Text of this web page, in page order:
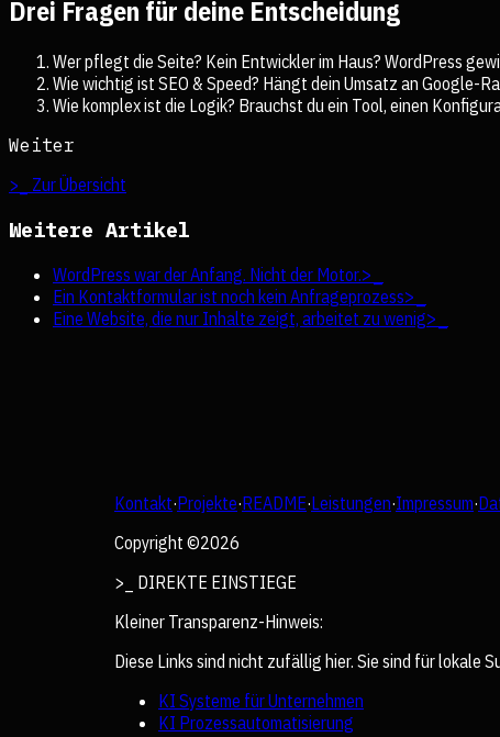
Drei Fragen für deine Entscheidung
Wer pflegt die Seite? Kein Entwickler im Haus? WordPress
Wie wichtig ist SEO & Speed? Hängt dein Umsatz an Google-
Wie komplex ist die Logik? Brauchst du ein Tool, einen
Weiter
>_ Zur Übersicht
Weitere Artikel
WordPress war der Anfang. Nicht der Motor.>_
Ein Kontaktformular ist noch kein Anfrageprozess>_
Eine Website, die nur Inhalte zeigt, arbeitet zu wenig>_
Kontakt·Projekte·README·Leistungen·Impressum·
Copyright ©2026
>_ DIREKTE EINSTIEGE
Kleiner Transparenz-Hinweis:
Diese Links sind nicht zufällig hier. Sie sind für lokale
KI Systeme für Unternehmen
KI Prozessautomatisierung